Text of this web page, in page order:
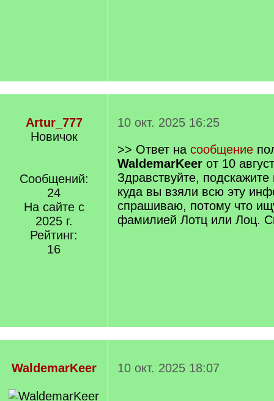
Artur_777
Новичок
Сообщений:
24
На сайте с
2025 г.
Рейтинг:
16
10 окт. 2025 16:25
>> Ответ на сообщение
WaldemarKeer от 10
Здравствуйте,
куда вы взяли всю эту
спрашиваю, потому что
фамилией Лотц или Лоц.
WaldemarKeer 10 окт. 2025 18:07